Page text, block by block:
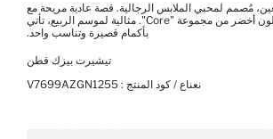
مُصمم لمحبي الملابس الرجالية. قصة عادية مريحة مع
ياقة مستديرة. تمتاز بلون أخضر من مجموعة "Core". مثالية لموسم الربيع، تأتي
بأكمام قصيرة وتناسب واحد.
تيشيرت بيزك قطن
نعناع / كود المنتج : V7699AZGN1255